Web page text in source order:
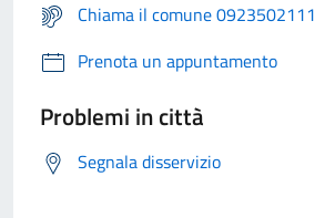
Chiama il comune 0923502111
Prenota un appuntamento
Problemi in città
Segnala disservizio